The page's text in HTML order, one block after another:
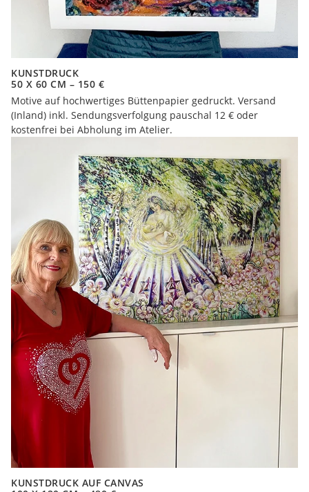
KUNSTDRUCK
50 X 60 CM – 150 €
Motive auf hochwertiges Büttenpapier gedruckt. Versand
(Inland) inkl. Sendungsverfolgung pauschal 12 € oder
kostenfrei bei Abholung im Atelier.
KUNSTDRUCK AUF CANVAS